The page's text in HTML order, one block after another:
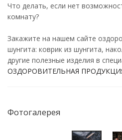
Что делать, если нет
комнату?
Закажите на нашем сайте
шунгита: коврик из шунгита,
другие полезные изделия в
ОЗДОРОВИТЕЛЬНАЯ
Фотогалерея